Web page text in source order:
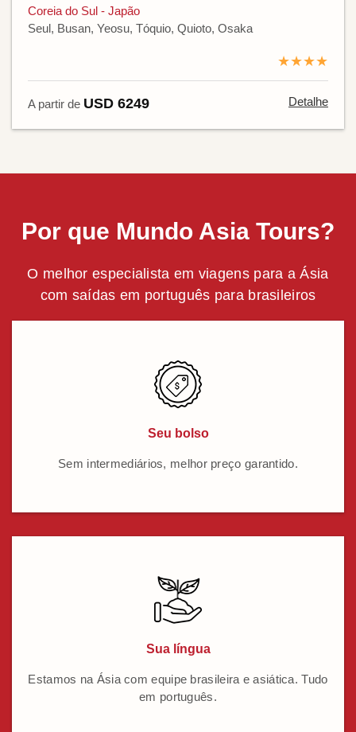
Coreia do Sul - Japão
Seul, Busan, Yeosu, Tóquio, Quioto, Osaka
★★★★
A partir de USD 6249 Detalhe
Por que Mundo Asia Tours?
O melhor especialista em viagens para a Ásia
com saídas em português para brasileiros
Seu bolso
Sem intermediários, melhor preço garantido.
Sua língua
Estamos na Ásia com equipe brasileira e asiática. Tudo
em português.